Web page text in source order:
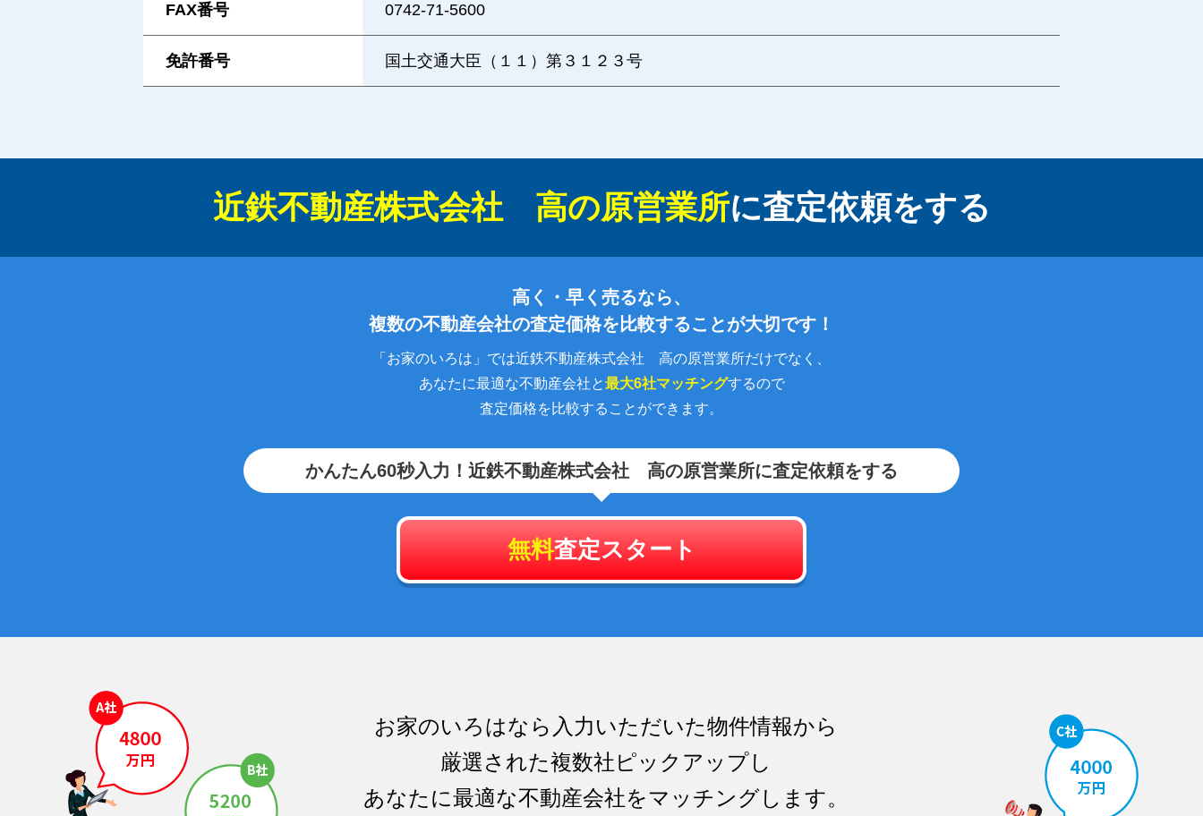
FAX番号 0742-71-5600
免許番号 国土交通大臣（１１）第３１２３号
近鉄不動産株式会社 高の原営業所に査定依頼をする
高く・早く売るなら、
複数の不動産会社の査定価格を比較することが大切です！
「お家のいろは」では近鉄不動産株式会社 高の原営業所だけでなく、
あなたに最適な不動産会社と最大6社マッチングするので
査定価格を比較することができます。
かんたん60秒入力！ 近鉄不動産株式会社 高の原営業所に査定依頼をする
無料査定スタート
お家のいろはなら入力いただいた物件情報から
厳選された複数社ピックアップし
あなたに最適な不動産会社をマッチングします。